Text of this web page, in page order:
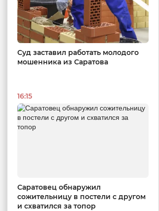
Суд заставил работать молодого
мошенника из Саратова
16:15
Саратовец обнаружил
сожительницу в постели с другом
и схватился за топор